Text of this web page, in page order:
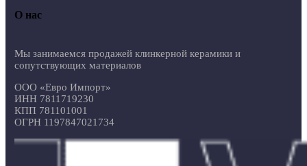
О нас
Мы занимаемся продажей клинкерной керамики и
сопутствующих материалов
ООО «Евро Импорт»
ИНН 7811719230
КПП 781101001
ОГРН 1197847021734